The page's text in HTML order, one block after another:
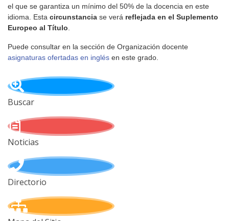
el que se garantiza un mínimo del 50% de la docencia en este
idioma. Esta circunstancia se verá reflejada en el Suplemento
Europeo al Título
Puede consultar en la sección de Organización docente
asignaturas ofertadas en inglés en este grado.
Buscar
Noticias
Directorio